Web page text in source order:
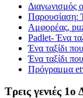
Διαγωνισμός
Παρουσίαση:
Αμφορέας,
Padlet- Ένα
Ένα ταξίδι
Ένα ταξίδι
Πρόγραμμα
Τρεις γενιές 1ο